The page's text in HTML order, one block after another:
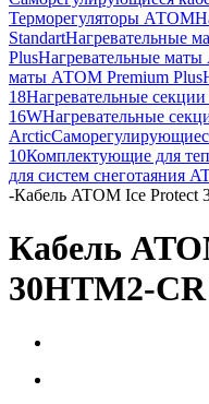
Терморегуляторы АТОМ
StandartНагревательные
PlusНагревательные
маты АТОМ Premium Plus
18Нагревательные
16WНагревательные
Arctic
10Комплектующие для
для систем снеготаяния
-Кабель ATOM Ice
Кабель
30HTM2-